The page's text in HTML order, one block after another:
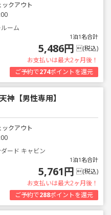
クアウト
ーム
1泊1名合計
5,486円 (税込)
お支払いは最大2ヶ月後！
ご予約で274ポイントを還元
神【男性専用】
クアウト
ダード キャビン
1泊1名合計
5,761円 (税込)
お支払いは最大2ヶ月後！
ご予約で288ポイントを還元